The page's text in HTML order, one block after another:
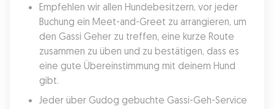
Empfehlen wir allen Hundebesitzern, vor jeder
Buchung ein Meet-and-Greet zu arrangieren, um
den Gassi Geher zu treffen, eine kurze Route
zusammen zu üben und zu bestätigen, dass es
eine gute Übereinstimmung mit deinem Hund
gibt.
Jeder über Gudog gebuchte Gassi-Geh-Service